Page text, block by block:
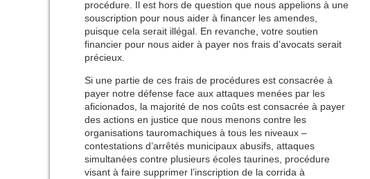
procédure. Il est hors de question que nous appelions à une
souscription pour nous aider à financer les amendes,
puisque cela serait illégal. En revanche, votre soutien
financier pour nous aider à payer nos frais d’avocats serait
précieux.
Si une partie de ces frais de procédures est consacrée à
payer notre défense face aux attaques menées par les
aficionados, la majorité de nos coûts est consacrée à payer
des actions en justice que nous menons contre les
organisations tauromachiques à tous les niveaux –
contestations d’arrêtés municipaux abusifs, attaques
simultanées contre plusieurs écoles taurines, procédure
visant à faire supprimer l’inscription de la corrida à